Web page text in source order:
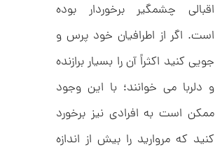
اقبالی چشمگیر برخوردار بوده
است. اگر از اطرافیان خود پرس و
جویی کنید اکثراً آن را بسیار برازنده
و دلربا می خوانند؛ با این وجود
ممکن است به افرادی نیز برخورد
کنید که مروارید را بیش از اندازه